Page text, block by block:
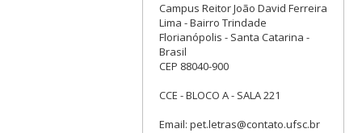
Campus Reitor João David Ferreira
Lima - Bairro Trindade
Florianópolis - Santa Catarina -
Brasil
CEP 88040-900
CCE - BLOCO A - SALA 221
Email: pet.letras@contato.ufsc.br